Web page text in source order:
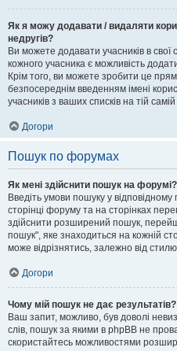
Як я можу додавати / видаляти
недругів?
Ви можете додавати учасників в
кожного учасника є можливість
Крім того, ви можете зробити це
безпосереднім введенням імені
учасників з ваших списків на тій самій
Догори
Пошук по форумах
Як мені здійснити пошук на форумі?
Введіть умови пошуку у
сторінці форуму та на сторінках
здійснити розширений пошук,
пошук", яке знаходиться на кожній
може відрізнятись, залежно від
Догори
Чому мій пошук не дає результатів?
Ваш запит, можливо, був доволі
слів, пошук за якими в phpBB не
скористайтесь можливостями